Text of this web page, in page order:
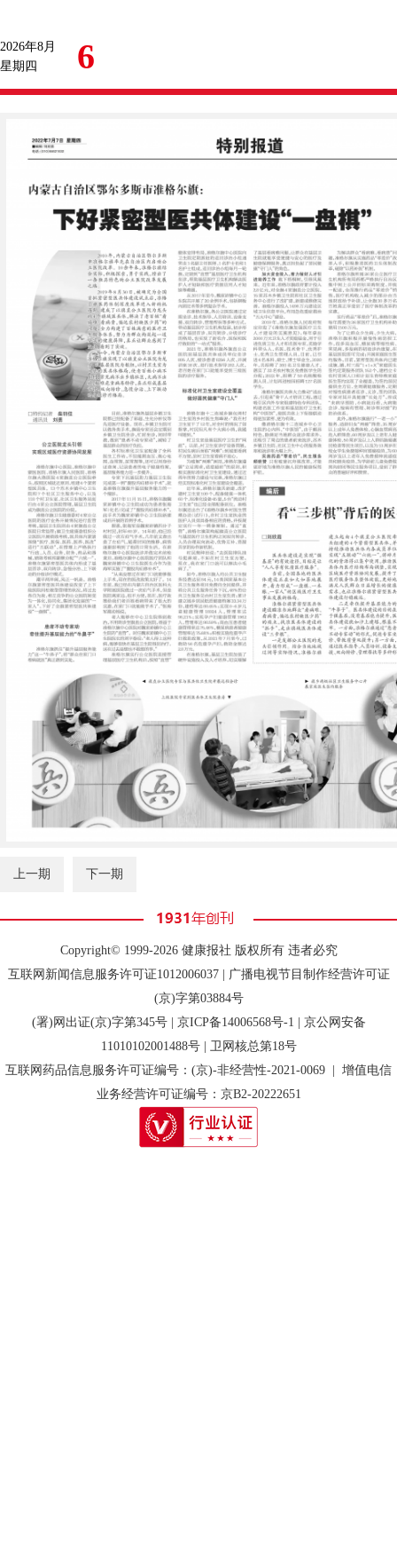
2026年8月
星期四
6
上一期 下一期
Copyright© 1999-2026 健康报社 版权所有 违者必究
互联网新闻信息服务许可证1012006037 | 广播电视节目制作经营许可证
(京)字第03884号
(署)网出证(京)字第345号 | 京ICP备14006568号-1 | 京公网安备
11010102001488号 | 卫网核总第18号
互联网药品信息服务许可证编号：(京)-非经营性-2021-0069 | 增值电信
业务经营许可证编号：京B2-20222651